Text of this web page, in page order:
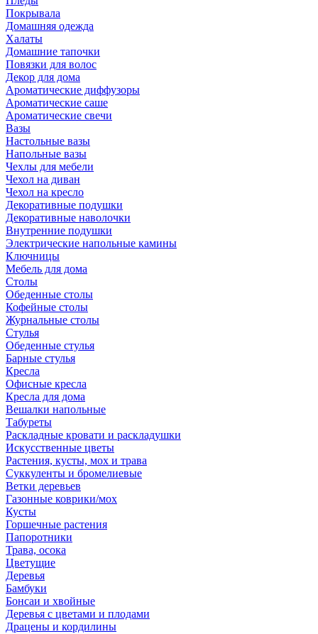
Покрывала
Домашняя одежда
Халаты
Домашние тапочки
Повязки для волос
Декор для дома
Ароматические диффузоры
Ароматические саше
Ароматические свечи
Вазы
Настольные вазы
Напольные вазы
Чехлы для мебели
Чехол на диван
Чехол на кресло
Декоративные подушки
Декоративные наволочки
Внутренние подушки
Электрические напольные камины
Ключницы
Мебель для дома
Столы
Обеденные столы
Кофейные столы
Журнальные столы
Стулья
Обеденные стулья
Барные стулья
Кресла
Офисные кресла
Кресла для дома
Вешалки напольные
Табуреты
Раскладные кровати и раскладушки
Искусственные цветы
Растения, кусты, мох и трава
Суккуленты и бромелиевые
Ветки деревьев
Газонные коврики/мох
Кусты
Горшечные растения
Папоротники
Трава, осока
Цветущие
Деревья
Бамбуки
Бонсаи и хвойные
Деревья с цветами и плодами
Драцены и кордилины